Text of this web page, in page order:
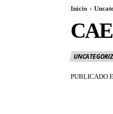
Inicio
PUBLICADO